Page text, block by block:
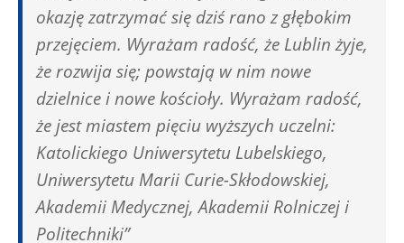
okazję zatrzymać się dziś rano z głębokim
przejęciem. Wyrażam radość, że Lublin żyje,
że rozwija się; powstają w nim nowe
dzielnice i nowe kościoły. Wyrażam radość,
że jest miastem pięciu wyższych uczelni:
Katolickiego Uniwersytetu Lubelskiego,
Uniwersytetu Marii Curie-Skłodowskiej,
Akademii Medycznej, Akademii Rolniczej i
Politechniki”